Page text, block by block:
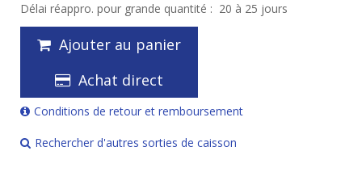
Délai réappro. pour grande quantité : 20 à 25 jours
Ajouter au panier
Achat direct
Conditions de retour et remboursement
Rechercher d'autres sorties de caisson